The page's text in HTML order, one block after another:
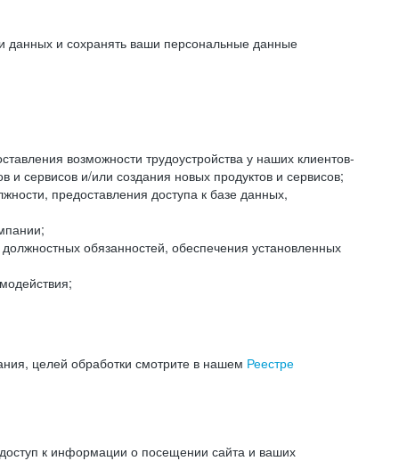
данных и сохранять ваши персональные данные
возможности трудоустройства у наших клиентов-
сервисов и/или создания новых продуктов и сервисов;
предоставления доступа к базе данных,
обязанностей, обеспечения установленных
целей обработки смотрите в нашем Реестре
к информации о посещении сайта и ваших